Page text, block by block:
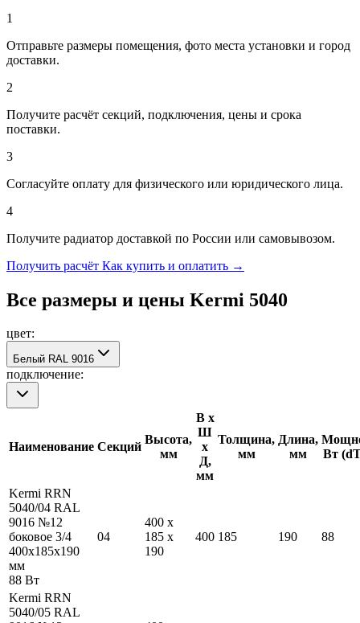
1
Отправьте размеры помещения, фото места установки и город
доставки.
2
Получите расчёт секций, подключения, цены и срока
поставки.
3
Согласуйте оплату для физического или юридического лица.
4
Получите радиатор доставкой по России или самовывозом.
Получить расчёт Как купить и оплатить →
Все размеры и цены Kermi 5040
цвет:
Белый RAL 9016
подключение:
Наименование Секций
Высота,
мм
В х
Ш
х
Д,
мм
Толщина,
мм
Длина,
мм
Вт
Kermi RRN
5040/04 RAL
9016 №12
боковое 3/4
400x185x190
мм
88 Вт
04
400 x
185 x
190
400 185 190 88
Kermi RRN
5040/05 RAL